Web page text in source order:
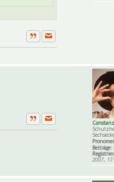
ZitatPrivate Nachricht
Beiträge:
2007,
ZitatPrivate Nachricht